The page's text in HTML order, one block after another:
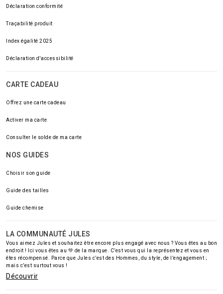
Déclaration conformité
Traçabilité produit
Index égalité 2025
Déclaration d'accessibilité
CARTE CADEAU
Offrez une carte cadeau
Activer ma carte
Consulter le solde de ma carte
NOS GUIDES
Choisir son guide
Guide des tailles
Guide chemise
LA COMMUNAUTÉ JULES
Vous aimez Jules et souhaitez être encore plus engagé avec nous ? Vous êtes au bon
endroit ! Ici vous êtes au 💚 de la marque. C’est vous qui la représentez et vous en
êtes récompensé. Parce que Jules c’est des Hommes, du style, de l’engagement ;
mais c’est surtout vous !
Découvrir